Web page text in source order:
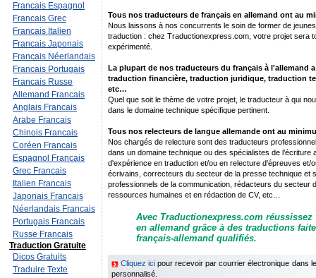
Francais Espagnol
Francais Grec
Francais Italien
Francais Japonais
Francais Néerlandais
Francais Portugais
Francais Russe
Allemand Francais
Anglais Francais
Arabe Francais
Chinois Francais
Coréen Francais
Espagnol Francais
Grec Francais
Italien Francais
Japonais Francais
Néerlandais Francais
Portugais Francais
Russe Francais
Traduction Gratuite
Dicos Gratuits
Traduire Texte
Tous nos traducteurs de français en allemand ont au
Nous laissons à nos concurrents le soin de former de
traduction : chez Traductionexpress.com, votre projet sera
expérimenté.
La plupart de nos traducteurs du français à l'allemand
traduction financière, traduction juridique, traduction
etc…
Quel que soit le thème de votre projet, le traducteur à qui
dans le domaine technique spécifique pertinent.
Tous nos relecteurs de langue allemande ont au
Nos chargés de relecture sont des traducteurs
dans un domaine technique ou des spécialistes de l’écriture
d'expérience en traduction et/ou en relecture d'épreuves et/
écrivains, correcteurs du secteur de la presse technique et
professionnels de la communication, rédacteurs du secteur
ressources humaines et en rédaction de CV, etc…
Avec Traductionexpress.com
en allemand grâce à des traductions
français-allemand qualifiés.
Cliquez ici pour recevoir par courrier électronique dans
personnalisé.